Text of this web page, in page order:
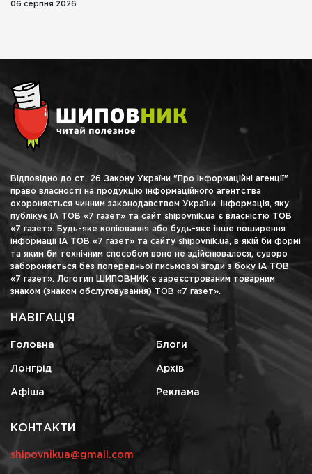
06 серпня 2026
Відповідно до ст. 26 Закону України "Про інформаційні агенції"
право власності на продукцію інформаційного агентства
охороняється чинним законодавством України. Інформація, яку
публікує ІА ТОВ «7 газет» та сайт shipovnik.ua є власністю ТОВ
«7 газет». Будь-яке копіювання або будь-яке інше поширення
інформації ІА ТОВ «7 газет» та сайту shipovnik.ua, в якій би формі
та яким би технічним способом воно не здійснювалося, суворо
забороняється без попередньої письмової згоди з боку ІА ТОВ
«7 газет». Логотип ШИПОВНИК є зареєстрованим товарним
знаком (знаком обслуговування) ТОВ «7 газет».
НАВІГАЦІЯ
Головна Блоги
Лонгрід Архів
Афіша Реклама
КОНТАКТИ
shipovnikua@gmail.com